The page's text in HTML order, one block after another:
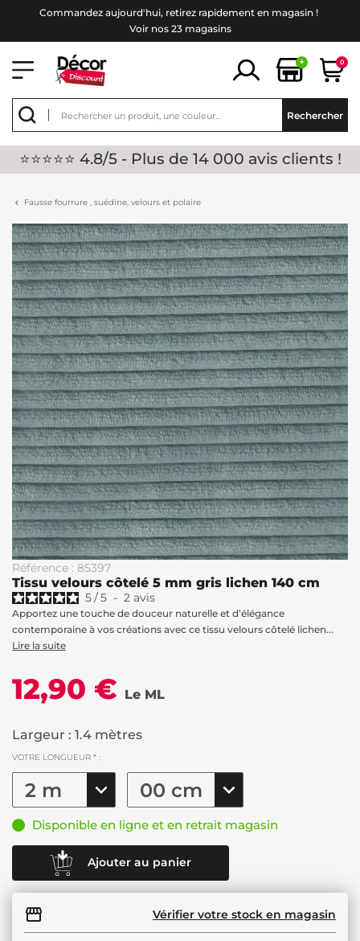
Commandez aujourd'hui, retirez rapidement en magasin !
Voir nos 23 magasins
+ 0
Rechercher
⭐⭐⭐⭐⭐ 4.8/5 - Plus de 14 000 avis clients !
Fausse fourrure , suédine, velours et polaire
Référence : 85397
Tissu velours côtelé 5 mm gris lichen 140 cm
5/5 - 2 avis
Apportez une touche de douceur naturelle et d’élégance
contemporaine à vos créations avec ce tissu velours côtelé lichen...
Lire la suite
12,90 € Le ML
Largeur : 1.4 mètres
VOTRE LONGUEUR * :
Disponible en ligne et en retrait magasin
Ajouter au panier
Vérifier votre stock en magasin